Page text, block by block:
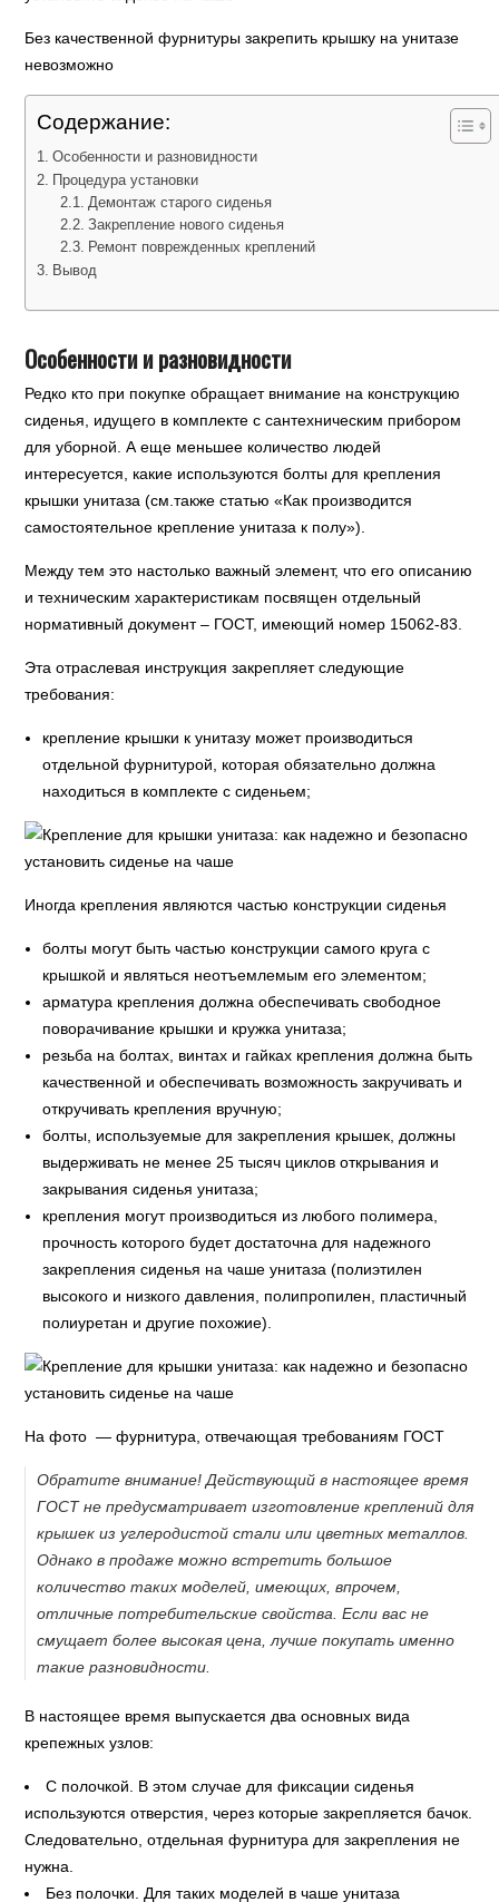
Без качественной фурнитуры закрепить крышку на унитазе
невозможно
Содержание:
Особенности и разновидности
Процедура установки
Демонтаж старого сиденья
Закрепление нового сиденья
Ремонт поврежденных креплений
Вывод
Особенности и разновидности
Редко кто при покупке обращает внимание на конструкцию
сиденья, идущего в комплекте с сантехническим прибором
для уборной. А еще меньшее количество людей
интересуется, какие используются болты для крепления
крышки унитаза (см.также статью «Как производится
самостоятельное крепление унитаза к полу»).
Между тем это настолько важный элемент, что его описанию
и техническим характеристикам посвящен отдельный
нормативный документ – ГОСТ, имеющий номер 15062-83.
Эта отраслевая инструкция закрепляет следующие
требования:
крепление крышки к унитазу может производиться
отдельной фурнитурой, которая обязательно должна
находиться в комплекте с сиденьем;
Иногда крепления являются частью конструкции сиденья
болты могут быть частью конструкции самого круга с
крышкой и являться неотъемлемым его элементом;
арматура крепления должна обеспечивать свободное
поворачивание крышки и кружка унитаза;
резьба на болтах, винтах и гайках крепления должна быть
качественной и обеспечивать возможность закручивать и
откручивать крепления вручную;
болты, используемые для закрепления крышек, должны
выдерживать не менее 25 тысяч циклов открывания и
закрывания сиденья унитаза;
крепления могут производиться из любого полимера,
прочность которого будет достаточна для надежного
закрепления сиденья на чаше унитаза (полиэтилен
высокого и низкого давления, полипропилен, пластичный
полиуретан и другие похожие).
На фото — фурнитура, отвечающая требованиям ГОСТ
Обратите внимание! Действующий в настоящее время
ГОСТ не предусматривает изготовление креплений для
крышек из углеродистой стали или цветных металлов.
Однако в продаже можно встретить большое
количество таких моделей, имеющих, впрочем,
отличные потребительские свойства. Если вас не
смущает более высокая цена, лучше покупать именно
такие разновидности.
В настоящее время выпускается два основных вида
крепежных узлов:
С полочкой. В этом случае для фиксации сиденья
используются отверстия, через которые закрепляется бачок.
Следовательно, отдельная фурнитура для закрепления не
нужна.
Без полочки. Для таких моделей в чаше унитаза